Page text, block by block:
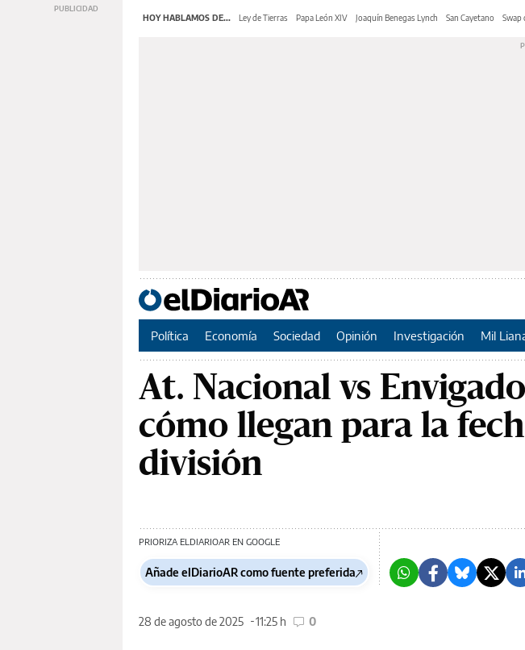
HOY HABLAMOS DE... Ley de Tierras Papa León XIV Joaquín Benegas Lynch San Cayetano Swap
Política Economía Sociedad Opinión Investigación Mil
At. Nacional vs
cómo llegan para la
división
PRIORIZA ELDIARIOAR EN GOOGLE
Añade elDiarioAR como fuente preferida
28 de agosto de 2025 11:25 h 0